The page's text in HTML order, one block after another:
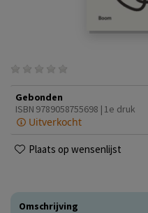
Gebonden
ISBN 9789058755698 | 1e druk
Uitverkocht
Plaats op wensenlijst
Omschrijving